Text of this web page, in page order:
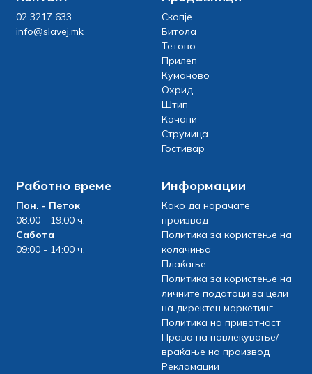
02 3217 633
info@slavej.mk
Скопје
Битола
Тетово
Прилеп
Куманово
Охрид
Штип
Кочани
Струмица
Гостивар
Работно време
Пон. - Петок
08:00 - 19:00 ч.
Сабота
09:00 - 14:00 ч.
Информации
Како да нарачате
производ
Политика за користење на
колачиња
Плаќање
Политика за користење на
личните податоци за цели
на директен маркетинг
Политика на приватност
Право на повлекување/
враќање на производ
Рекламации